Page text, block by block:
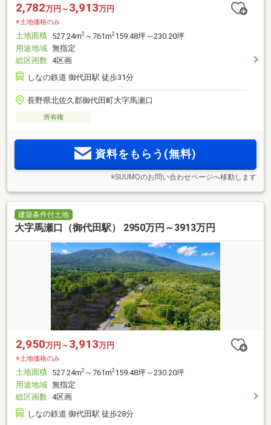
2,782万円～ 3,913万円
※土地価格のみ
土地面積 527.24m2 ～761m2159.48坪～230.20坪
用途地域 無指定
総区画数 4区画
しなの鉄道 御代田駅 徒歩31分
長野県北佐久郡御代田町大字馬瀬口
所有権
資料をもらう(無料)
※SUUMOのお問い合わせページへ移動します
建築条件付土地
大字馬瀬口（御代田駅） 2950万円～3913万円
2,950万円～ 3,913万円
※土地価格のみ
土地面積 527.24m2 ～761m2159.48坪～230.20坪
用途地域 無指定
総区画数 4区画
しなの鉄道 御代田駅 徒歩28分